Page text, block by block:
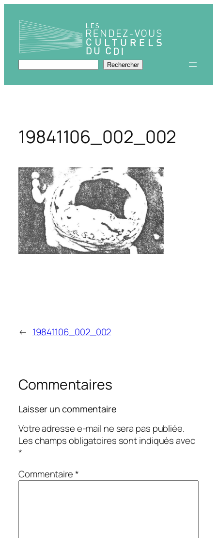
contenu
Rechercher Rechercher
19841106_002_002
← 19841106_002_002
Commentaires
Laisser un commentaire
Votre adresse e-mail ne sera pas publiée.
Les champs obligatoires sont indiqués avec
*
Commentaire*